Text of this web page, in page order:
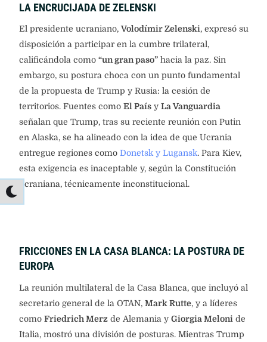
LA ENCRUCIJADA DE ZELENSKI
El presidente ucraniano,Volodímir Zelenski, expresó su
disposición a participar en la cumbre trilateral,
calificándola como “un gran paso” hacia la paz. Sin
embargo, su postura choca con un punto fundamental
de la propuesta de Trump y Rusia: la cesión de
territorios. Fuentes como El País y La Vanguardia
señalan que Trump, tras su reciente reunión con Putin
en Alaska, se ha alineado con la idea de que Ucrania
entregue regiones como Donetsk y Lugansk. Para Kiev,
esta exigencia es inaceptable y, según la Constitución
ucraniana, técnicamente inconstitucional.
FRICCIONES EN LA CASA BLANCA: LA POSTURA DE
EUROPA
La reunión multilateral de la Casa Blanca, que incluyó al
secretario general de la OTAN, Mark Rutte, y a líderes
como Friedrich Merz de Alemania y Giorgia Meloni de
Italia, mostró una división de posturas. Mientras Trump